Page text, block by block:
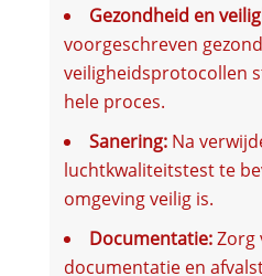
Gezondheid en
voorgeschreven
veiligheidsprotocollen
hele proces.
Sanering:Na
luchtkwaliteitstest te
omgeving veilig is.
Documentatie:Zorg
documentatie en